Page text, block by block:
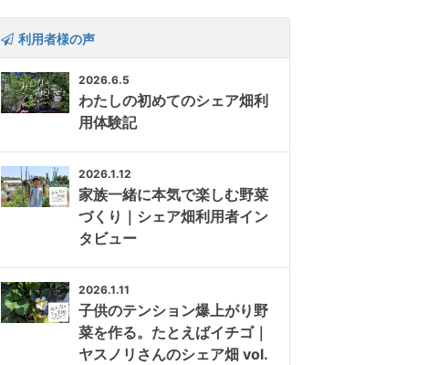
利用者様の声
2026.6.5
わたしの初めてのシェア畑利
用体験記
2026.1.12
家族一緒に本気で楽しむ野菜
づくり｜シェア畑利用者イン
タビュー
2026.1.11
子供のテンション爆上がり野
菜を作る。たとえばイチゴ｜
ヤスノリさんのシェア畑 vol.